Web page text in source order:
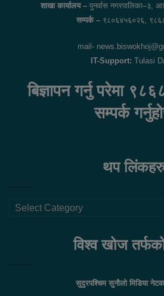
शाखा कार्यालय – पुनर्वास नगरपालिका–३,
सम्पर्क – ९८०६४५६०२६,
mail-
IT-Support: Tulasi
बिज्ञापन गर्नु परेमा
सम्पर्क
थप
थप
विश्व खोज
सुदुरपश्चिम सुनौलो मिडिया